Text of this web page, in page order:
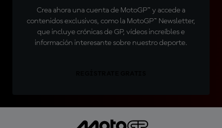
Crea ahora una cuenta de MotoGP™ y accede a
contenidos exclusivos, como la MotoGP™ Newsletter,
que incluye crónicas de GP, vídeos increíbles e
información interesante sobre nuestro deporte.